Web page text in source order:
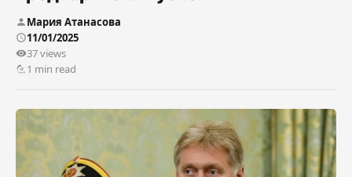
Мария Атанасова
11/01/2025
37 views
1 min read